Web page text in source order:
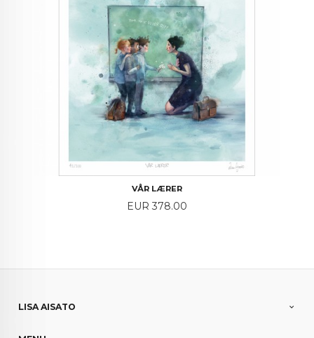
VÅR LÆRER
Price
EUR 378.00
LISA AISATO